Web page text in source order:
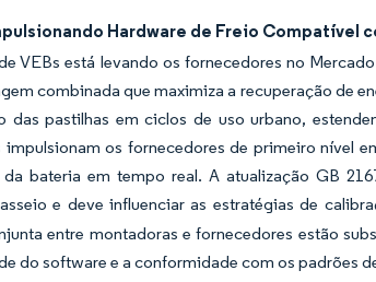
Hardware de Freio Compatível
VEBs está levando os fornecedores no
combinada que maximiza a recuperação de
das pastilhas em ciclos de uso urbano,
os fornecedores de primeiro nível
bateria em tempo real. A atualização GB
e deve influenciar as estratégias de
entre montadoras e fornecedores estão
do software e a conformidade com os padrões